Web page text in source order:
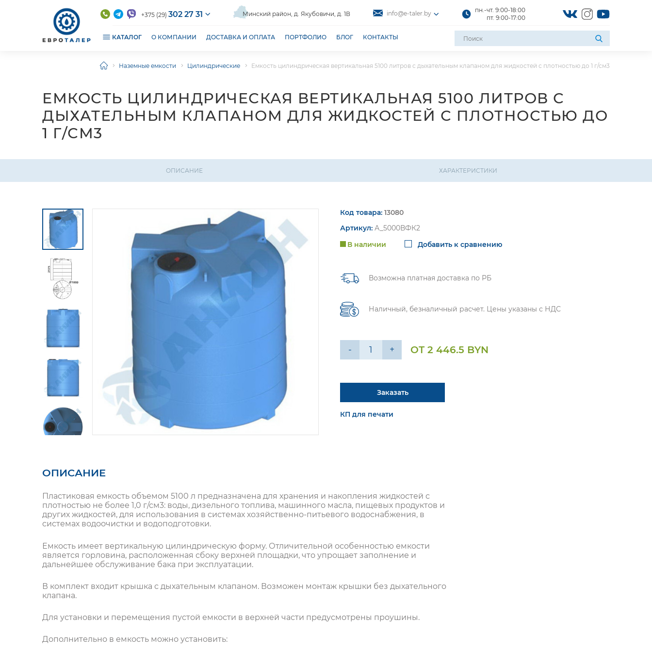
+375 (29) 302 27 31 Минский район, д. Якубовичи, д. 1В info@e-taler.by
пн.-чт. 9:00-18:00
пт. 9:00-17:00
КАТАЛОГ О КОМПАНИИ ДОСТАВКА И ОПЛАТА ПОРТФОЛИО БЛОГ КОНТАКТЫ
Наземные емкости Цилиндрические Емкость цилиндрическая вертикальная 5100 литров с дыхательным клапаном для жидкостей с плотностью до 1 г/см3
ЕМКОСТЬ ЦИЛИНДРИЧЕСКАЯ ВЕРТИКАЛЬНАЯ 5100 ЛИТРОВ С
ДЫХАТЕЛЬНЫМ КЛАПАНОМ ДЛЯ ЖИДКОСТЕЙ С ПЛОТНОСТЬЮ ДО
1 Г/СМ3
ОПИСАНИЕ ХАРАКТЕРИСТИКИ
Код товара: 13080
Артикул: А_5000ВФК2
В наличии
Добавить к сравнению
Возможна платная доставка по РБ
Наличный, безналичный расчет. Цены указаны с НДС
- + ОТ 2 446.5 BYN
Заказать
КП для печати
ОПИСАНИЕ
Пластиковая емкость объемом 5100 л предназначена для хранения и накопления жидкостей с
плотностью не более 1,0 г/см3: воды, дизельного топлива, машинного масла, пищевых продуктов и
других жидкостей, для использования в системах хозяйственно-питьевого водоснабжения, в
системах водоочистки и водоподготовки.
Емкость имеет вертикальную цилиндрическую форму. Отличительной особенностью емкости
является горловина, расположенная сбоку верхней площадки, что упрощает заполнение и
дальнейшее обслуживание бака при эксплуатации.
В комплект входит крышка с дыхательным клапаном. Возможен монтаж крышки без дыхательного
клапана.
Для установки и перемещения пустой емкости в верхней части предусмотрены проушины.
Дополнительно в емкость можно установить: